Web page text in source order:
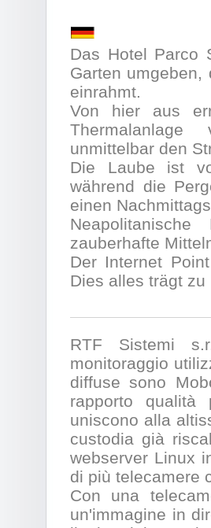
Das Hotel Parco
Garten umgeben,
einrahmt.
Von hier aus
Thermalanlage
unmittelbar den
Die Laube ist
während die
einen
zauberhafte
Der Internet
Dies alles trägt
RTF Sistemi
monitoraggio
diffuse sono
rapporto qualità
uniscono alla
custodia già
webserver Linux
di più telecamere
Con una
un'immagine in